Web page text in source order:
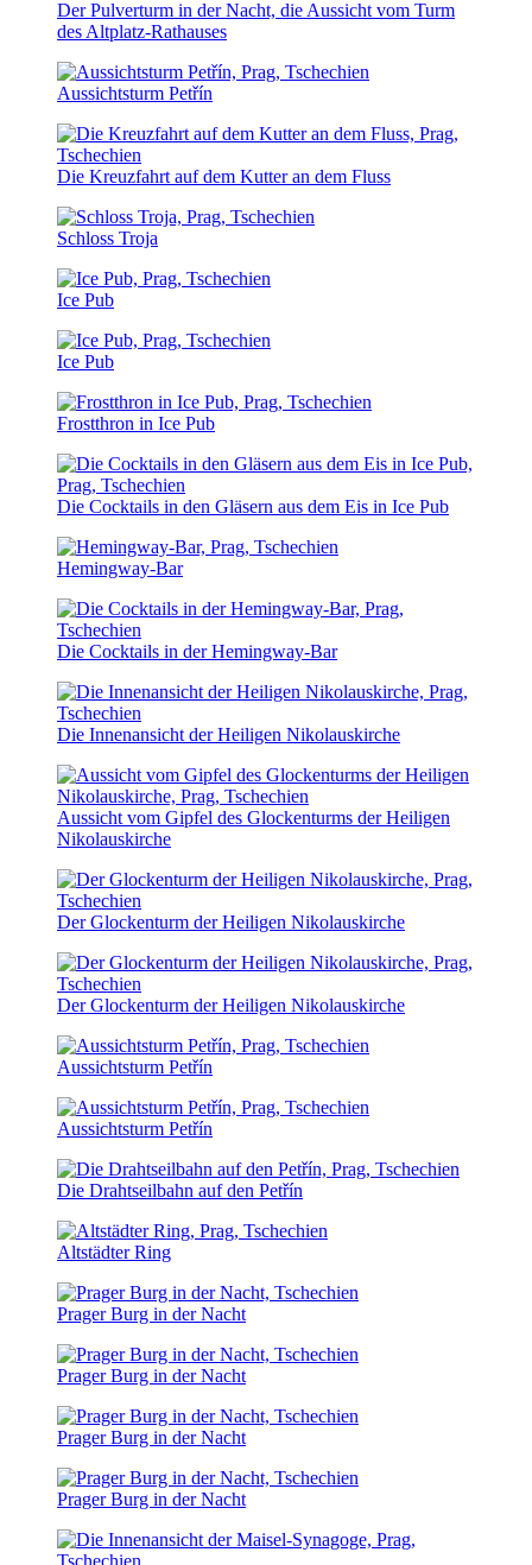
Der Pulverturm in der Nacht, die Aussicht vom Turm
des Altplatz-Rathauses
Aussichtsturm Petřín
Die Kreuzfahrt auf dem Kutter an dem Fluss
Schloss Troja
Ice Pub
Ice Pub
Frostthron in Ice Pub
Die Cocktails in den Gläsern aus dem Eis in Ice Pub
Hemingway-Bar
Die Cocktails in der Hemingway-Bar
Die Innenansicht der Heiligen Nikolauskirche
Aussicht vom Gipfel des Glockenturms der Heiligen
Nikolauskirche
Der Glockenturm der Heiligen Nikolauskirche
Der Glockenturm der Heiligen Nikolauskirche
Aussichtsturm Petřín
Aussichtsturm Petřín
Die Drahtseilbahn auf den Petřín
Altstädter Ring
Prager Burg in der Nacht
Prager Burg in der Nacht
Prager Burg in der Nacht
Prager Burg in der Nacht